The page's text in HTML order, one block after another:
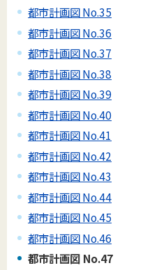
都市計画図 No.35
都市計画図 No.36
都市計画図 No.37
都市計画図 No.38
都市計画図 No.39
都市計画図 No.40
都市計画図 No.41
都市計画図 No.42
都市計画図 No.43
都市計画図 No.44
都市計画図 No.45
都市計画図 No.46
都市計画図 No.47